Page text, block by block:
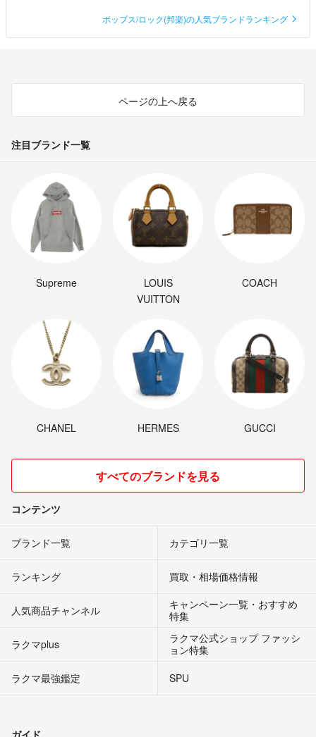
ポップス/ロック(邦楽)の人気ブランドランキング
ページの上へ戻る
注目ブランド一覧
Supreme
LOUIS
VUITTON
COACH
CHANEL HERMES GUCCI
すべてのブランドを見る
コンテンツ
ブランド一覧 カテゴリ一覧
ランキング 買取・相場価格情報
人気商品チャンネル
キャンペーン一覧・おすすめ
特集
ラクマplus
ラクマ公式ショップ ファッシ
ョン特集
ラクマ最強鑑定
SPU